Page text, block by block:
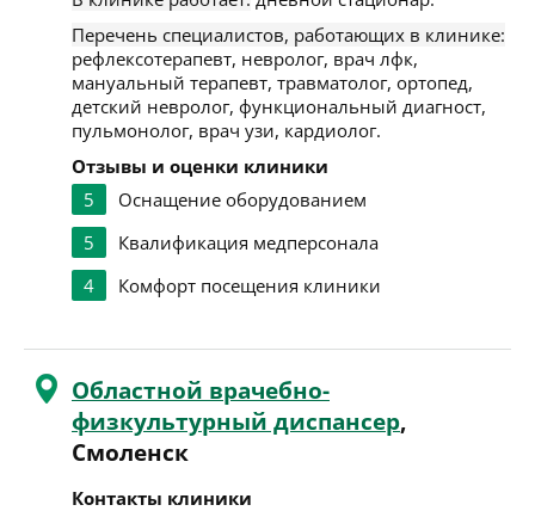
Перечень специалистов, работающих в клинике:
рефлексотерапевт, невролог, врач лфк,
мануальный терапевт, травматолог, ортопед,
детский невролог, функциональный диагност,
пульмонолог, врач узи, кардиолог.
Отзывы и оценки клиники
5
Оснащение оборудованием
5
Квалификация медперсонала
4
Комфорт посещения клиники
Областной врачебно-
физкультурный диспансер,
Смоленск
Контакты клиники